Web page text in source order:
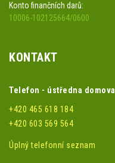
Konto finančních darů:
10006-102125664/0600
KONTAKT
Telefon - ústředna domova
+420 465 618 184
+420 603 569 564
Úplný telefonní seznam